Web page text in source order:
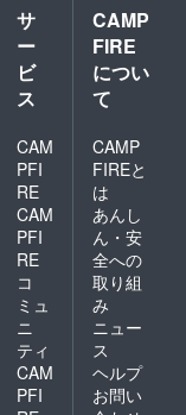
サ
ー
ビ
ス
CAM
PFI
RE
CAM
PFI
RE
コ
ミュ
ニ
ティ
CAM
PFI
CAMP
FIRE
につい
て
CAMP
FIREと
は
あんし
ん・安
全への
取り組
み
ニュー
ス
ヘルプ
お問い